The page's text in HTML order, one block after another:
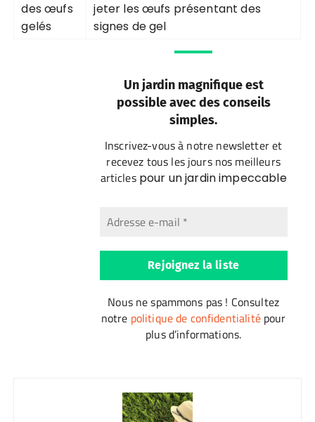
des œufs
gelés
jeter les œufs présentant des
signes de gel
Un jardin magnifique est
possible avec des conseils
simples.
Inscrivez-vous à notre newsletter et
recevez tous les jours nos meilleurs
articlespour un jardin impeccable
Nous ne spammons pas ! Consultez
notre politique de confidentialitépour
plus d’informations.